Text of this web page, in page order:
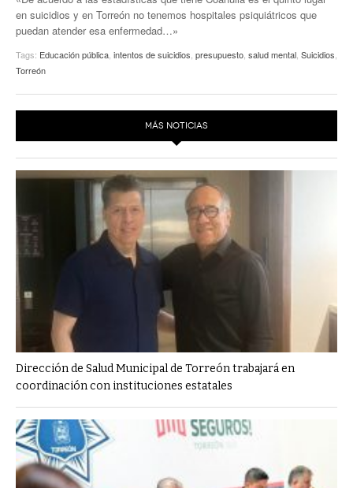
en suicidios y en Torreón no tenemos hospitales psiquiátricos que
puedan atender esa enfermedad…»
Tags: Educación pública intentos de suicidios presupuesto salud mental Suicidios
Torreón
MÁS NOTICIAS
Dirección de Salud Municipal de Torreón trabajará en
coordinación con instituciones estatales